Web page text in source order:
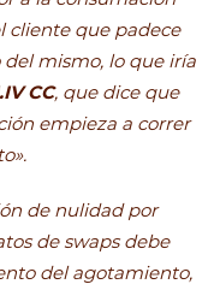
cliente que padece
mismo, lo que iría
CC, que dice que
empieza a correr
de nulidad por
de swaps debe
del agotamiento,